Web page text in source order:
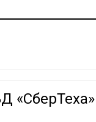
«СберТеха»